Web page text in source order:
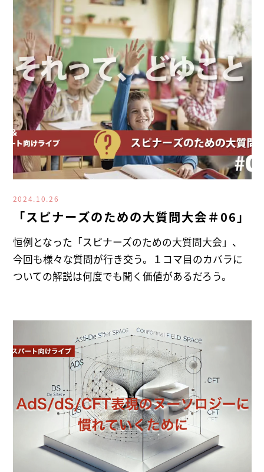
2024.10.26
「スピナーズのための大質問大会＃06」
恒例となった「スピナーズのための大質問大会」、
今回も様々な質問が行き交う。１コマ目のカバラに
ついての解説は何度でも聞く価値があるだろう。